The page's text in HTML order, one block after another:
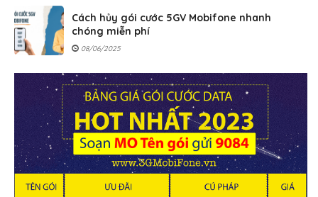
Cách hủy gói cước 5GV Mobifone nhanh
chóng miễn phí
08/06/2025